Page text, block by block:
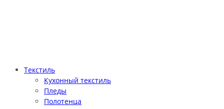
Текстиль
Кухонный текстиль
Пледы
Полотенца